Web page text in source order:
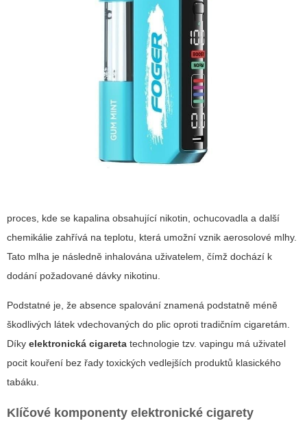
proces, kde se kapalina obsahující nikotin, ochucovadla a další
chemikálie zahřívá na teplotu, která umožní vznik aerosolové mlhy.
Tato mlha je následně inhalována uživatelem, čímž dochází k
dodání požadované dávky nikotinu.
Podstatné je, že absence spalování znamená podstatně méně
škodlivých látek vdechovaných do plic oproti tradičním cigaretám.
Díky elektronická cigareta technologie tzv. vapingu má uživatel
pocit kouření bez řady toxických vedlejších produktů klasického
tabáku.
Klíčové komponenty elektronické cigarety